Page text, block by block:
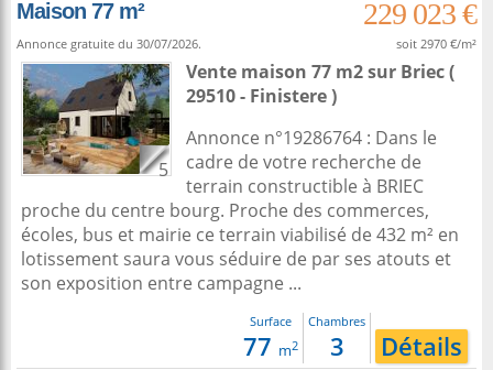
Maison 77 m² 229 023 €
Annonce gratuite du 30/07/2026. soit 2970 €/m²
5
Vente maison 77 m2sur Briec(
29510 - Finistere )
Annonce n°19286764 : Dans le
cadre de votre recherche de
terrain constructible à BRIEC
proche du centre bourg. Proche des commerces,
écoles, bus et mairie ce terrain viabilisé de 432 m² en
lotissement saura vous séduire de par ses atouts et
son exposition entre campagne ...
Surface
77 m2
Chambres
3 Détails